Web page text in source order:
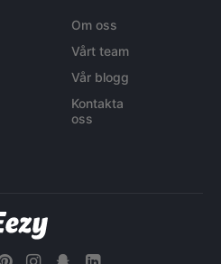
Om oss
Vårt team
Vår blogg
Kontakta
oss